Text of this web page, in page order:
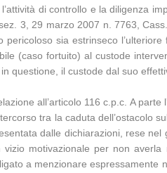
di controllo e la diligenza
3, 29 marzo 2007 n. 7763,
sia estrinseco l’ulteriore
(caso fortuito) al custode
questione, il custode dal suo
all’articolo 116 c.p.c. A parte
tra la caduta dell’ostacolo
dalle dichiarazioni, rese nel
motivazionale per non averla
a menzionare espressamente